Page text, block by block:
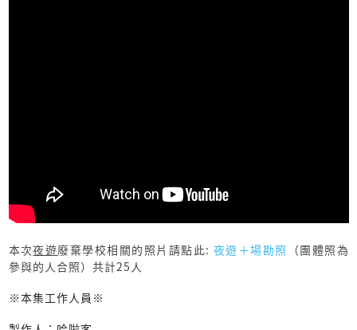
本次夜遊廢棄學校相關的照片請點此: 夜遊＋場勘照 （團體照為
參與的人合照）共計25人
※本集工作人員※